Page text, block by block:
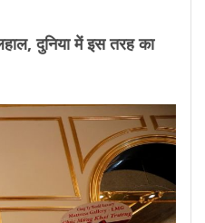
दुनिया में इस तरह का